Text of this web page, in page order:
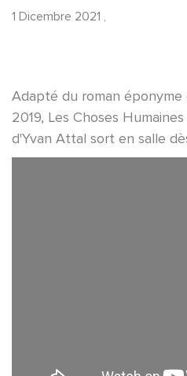
1 Dicembre 2021 ,
Adapté du roman éponyme
2019, Les Choses
d'Yvan Attal sort en salle